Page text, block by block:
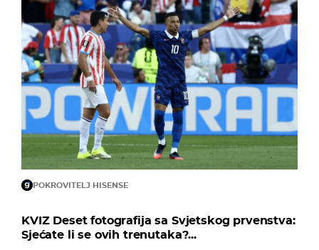
POKROVITELJ HISENSE
KVIZ Deset fotografija sa Svjetskog prvenstva:
Sjećate li se ovih trenutaka?...